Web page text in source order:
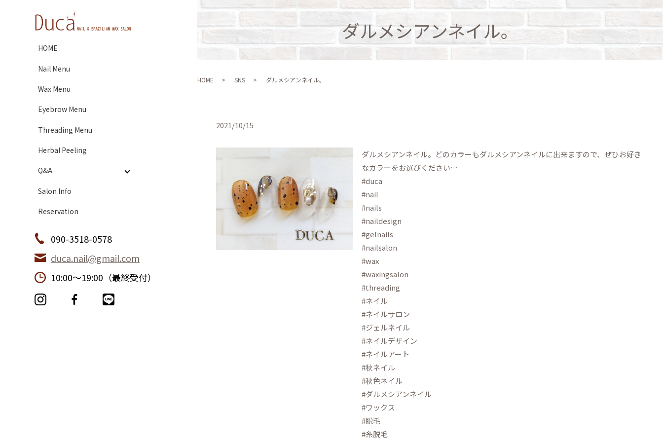
HOME
Nail Menu
Wax Menu
Eyebrow Menu
Threading Menu
Herbal Peeling
Q&A
Salon Info
Reservation
090-3518-0578
duca.nail@gmail.com
10:00〜19:00（最終受付）
ダルメシアンネイル。
HOME SNS ダルメシアンネイル。
2021/10/15
ダルメシアンネイル。どのカラーもダルメシアンネイルに出来ますので、ぜひお好き
なカラーをお選びください…
#duca
#nail
#nails
#naildesign
#gelnails
#nailsalon
#wax
#waxingsalon
#threading
#ネイル
#ネイルサロン
#ジェルネイル
#ネイルデザイン
#ネイルアート
#秋ネイル
#秋色ネイル
#ダルメシアンネイル
#ワックス
#脱毛
#糸脱毛